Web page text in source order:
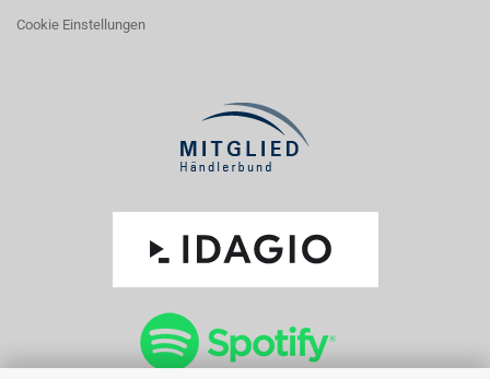
Cookie Einstellungen